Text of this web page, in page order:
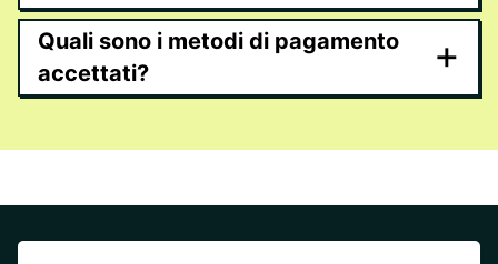
Quali sono i metodi di pagamento
accettati?
+